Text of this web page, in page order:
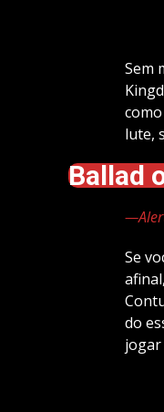
Sem
lute,
Ballad
Se
do
jogar